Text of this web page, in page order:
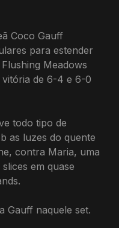
Coco Gauff
para estender
Meadows
de 6-4 e 6-0
todo tipo de
as luzes do quente
contra Maria, uma
em quase
Gauff naquele set.